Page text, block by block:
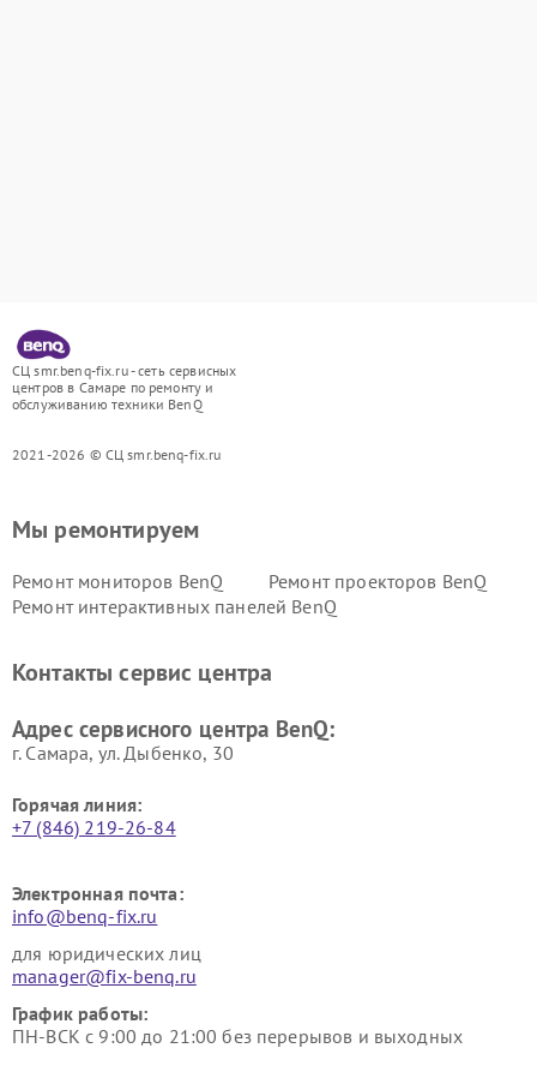
СЦ smr.benq-fix.ru - сеть сервисных
центров в Самаре по ремонту и
обслуживанию техники BenQ
2021-2026 © СЦ smr.benq-fix.ru
Мы ремонтируем
Ремонт мониторов BenQ
Ремонт проекторов BenQ
Ремонт интерактивных панелей BenQ
Контакты сервис центра
Адрес сервисного центра BenQ:
г. Самара, ул. Дыбенко, 30
Горячая линия:
+7 (846) 219-26-84
Электронная почта:
info@benq-fix.ru
для юридических лиц
manager@fix-benq.ru
График работы:
ПН-ВСК с 9:00 до 21:00 без перерывов и выходных